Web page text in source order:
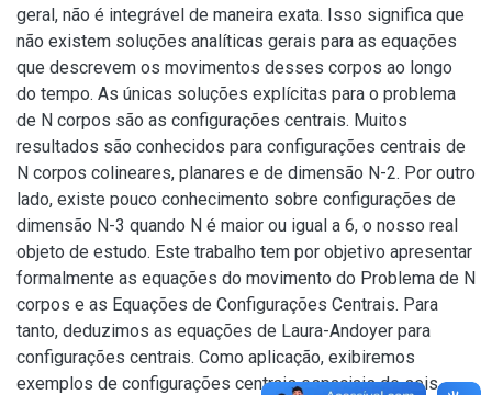
geral, não é integrável de maneira exata. Isso significa que
não existem soluções analíticas gerais para as equações
que descrevem os movimentos desses corpos ao longo
do tempo. As únicas soluções explícitas para o problema
de N corpos são as configurações centrais. Muitos
resultados são conhecidos para configurações centrais de
N corpos colineares, planares e de dimensão N-2. Por outro
lado, existe pouco conhecimento sobre configurações de
dimensão N-3 quando N é maior ou igual a 6, o nosso real
objeto de estudo. Este trabalho tem por objetivo apresentar
formalmente as equações do movimento do Problema de N
corpos e as Equações de Configurações Centrais. Para
tanto, deduzimos as equações de Laura-Andoyer para
configurações centrais. Como aplicação, exibiremos
exemplos de configurações centrais espaciais de seis